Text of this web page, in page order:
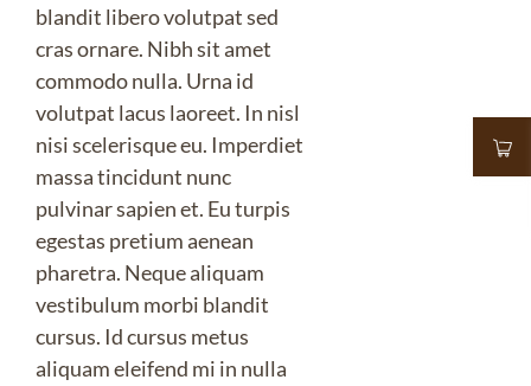
blandit libero volutpat sed
cras ornare. Nibh sit amet
commodo nulla. Urna id
volutpat lacus laoreet. In nisl
nisi scelerisque eu. Imperdiet
massa tincidunt nunc
pulvinar sapien et. Eu turpis
egestas pretium aenean
pharetra. Neque aliquam
vestibulum morbi blandit
cursus. Id cursus metus
aliquam eleifend mi in nulla